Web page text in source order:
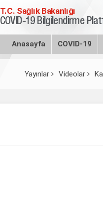
T.C. Sağlık Bakanlığı
COVID-19 Bilgilendirme
Anasayfa COVID-19
Yayınlar Videolar